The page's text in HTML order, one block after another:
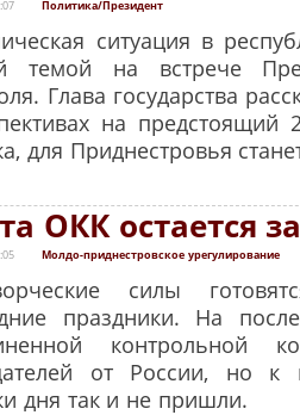
Политика/Президент
ситуация в
темой на встрече
Глава государства
на предстоящий
для Приднестровья
ОКК остается
Молдо-приднестровское урегулирование
силы
праздники. На
контрольной
от России, но к
дня так и не пришли.